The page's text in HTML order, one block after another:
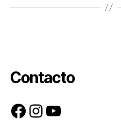
Contacto
Facebook
Instagram
YouTube